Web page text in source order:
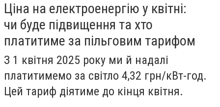
Ціна на електроенергію у квітні:
чи буде підвищення та хто
платитиме за пільговим тарифом
З 1 квітня 2025 року ми й надалі
платитимемо за світло 4,32 грн/кВт-год.
Цей тариф діятиме до кінця квітня.